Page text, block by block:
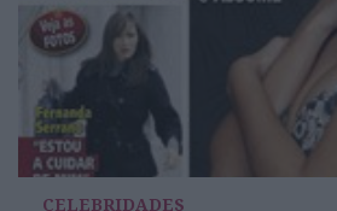
CELEBRIDADES